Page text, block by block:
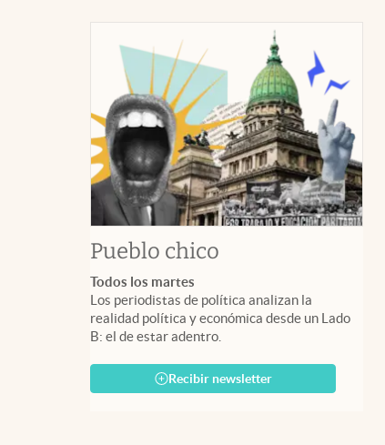
Pueblo chico
Todos los martes
Los periodistas de política analizan la
realidad política y económica desde un Lado
B: el de estar adentro.
Recibir newsletter